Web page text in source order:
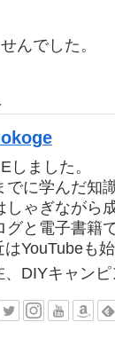
んでした。
しました。
でに学んだ知
しゃぎながら
グと電子書籍
はYouTubeも始
、DIYキャンピ